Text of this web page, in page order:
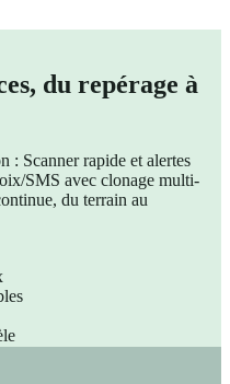
du repérage à
: Scanner rapide et alertes
SMS avec clonage multi-
du terrain au